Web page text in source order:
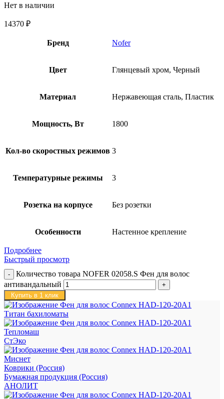
Нет в наличии
14370 ₽
Бренд Nofer
Цвет Глянцевый хром, Черный
Материал Нержавеющая сталь, Пластик
Мощность, Вт 1800
Кол-во скоростных режимов 3
Температурные режимы 3
Розетка на корпусе Без розетки
Особенности Настенное крепление
Подробнее
Быстрый просмотр
Количество товара NOFER 02058.S Фен для волос
антивандальный
Купить в 1 клик
Титан бахиломаты
Тепломаш
СтЭко
Миснет
Коврики (Россия)
Бумажная продукция (Россия)
АНОЛИТ